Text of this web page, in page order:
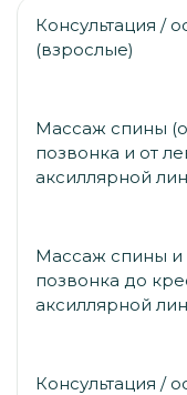
Консультация /
(взрослые)
Массаж спины
позвонка и от
аксиллярной
Массаж спины и
позвонка до
аксиллярной
Консультация /